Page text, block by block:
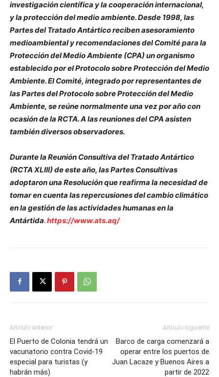
investigación científica y la cooperación internacional,
y la protección del medio ambiente. Desde 1998, las
Partes del Tratado Antártico reciben asesoramiento
medioambiental y recomendaciones del Comité para la
Protección del Medio Ambiente (CPA) un organismo
establecido por el Protocolo sobre Protección del Medio
Ambiente. El Comité, integrado por representantes de
las Partes del Protocolo sobre Protección del Medio
Ambiente, se reúne normalmente una vez por año con
ocasión de la RCTA. A las reuniones del CPA asisten
también diversos observadores.
Durante la Reunión Consultiva del Tratado Antártico
(RCTA XLIII) de este año, las Partes Consultivas
adoptaron una Resolución que reafirma la necesidad de
tomar en cuenta las repercusiones del cambio climático
en la gestión de las actividades humanas en la
Antártida. https://www.ats.aq/
Artículo anterior
El Puerto de Colonia tendrá un
vacunatorio contra Covid-19
especial para turistas (y
habrán más)
Artículo siguiente
Barco de carga comenzará a
operar entre los puertos de
Juan Lacaze y Buenos Aires a
partir de 2022